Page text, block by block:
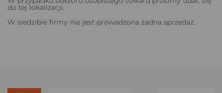
do tej lokalizacji.
W siedzibie firmy nie jest prowadzona żadna sprzedaż.